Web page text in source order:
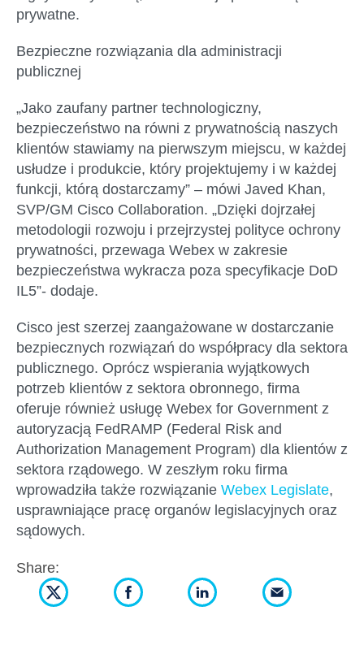
prywatne.
Bezpieczne rozwiązania dla administracji
publicznej
„Jako zaufany partner technologiczny,
bezpieczeństwo na równi z prywatnością naszych
klientów stawiamy na pierwszym miejscu, w każdej
usłudze i produkcie, który projektujemy i w każdej
funkcji, którą dostarczamy” – mówi Javed Khan,
SVP/GM Cisco Collaboration. „Dzięki dojrzałej
metodologii rozwoju i przejrzystej polityce ochrony
prywatności, przewaga Webex w zakresie
bezpieczeństwa wykracza poza specyfikacje DoD
IL5”- dodaje.
Cisco jest szerzej zaangażowane w dostarczanie
bezpiecznych rozwiązań do współpracy dla sektora
publicznego. Oprócz wspierania wyjątkowych
potrzeb klientów z sektora obronnego, firma
oferuje również usługę Webex for Government z
autoryzacją FedRAMP (Federal Risk and
Authorization Management Program) dla klientów z
sektora rządowego. W zeszłym roku firma
wprowadziła także rozwiązanie Webex Legislate,
usprawniające pracę organów legislacyjnych oraz
sądowych.
Share: